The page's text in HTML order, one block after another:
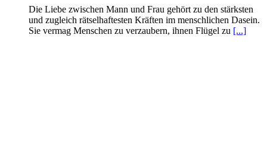
Die Liebe zwischen Mann und Frau gehört zu den stärksten
und zugleich rätselhaftesten Kräften im menschlichen Dasein.
Sie vermag Menschen zu verzaubern, ihnen Flügel zu [...]